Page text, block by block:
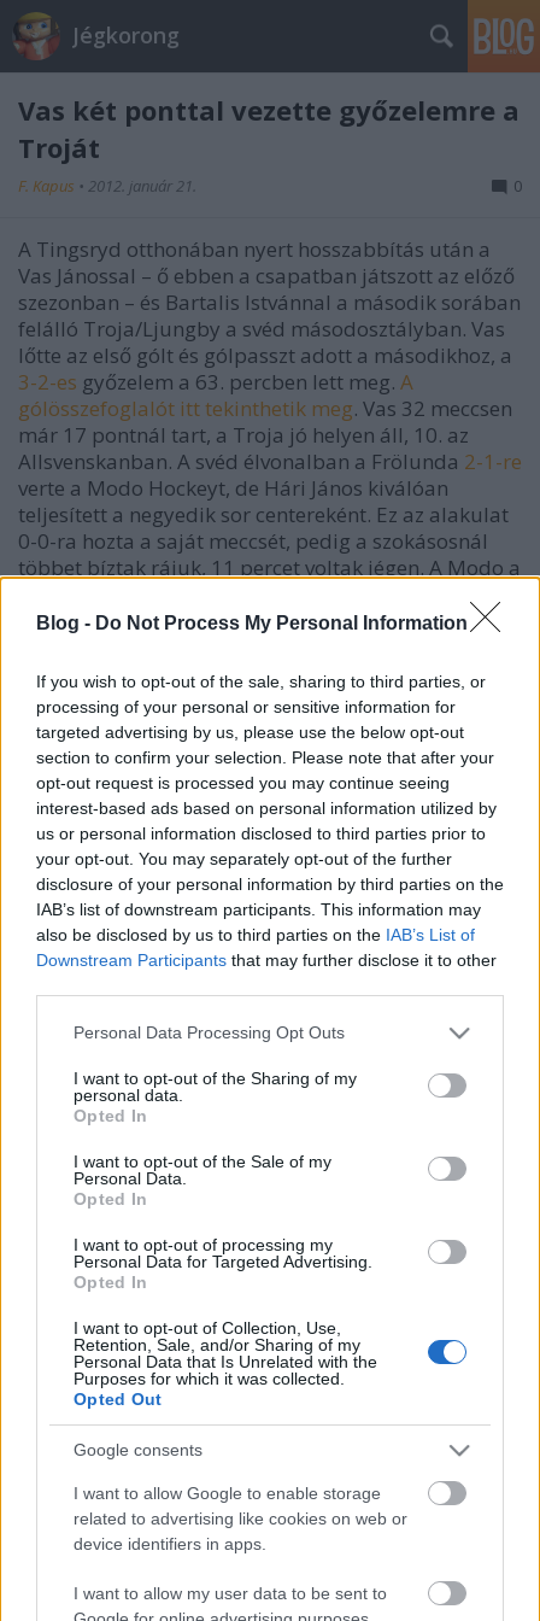
Blog - Do Not Process My Personal Information
If you wish to opt-out of the sale, sharing to third parties, or
processing of your personal or sensitive information for
targeted advertising by us, please use the below opt-out
section to confirm your selection. Please note that after your
opt-out request is processed you may continue seeing
interest-based ads based on personal information utilized by
us or personal information disclosed to third parties prior to
your opt-out. You may separately opt-out of the further
disclosure of your personal information by third parties on the
IAB’s list of downstream participants. This information may
also be disclosed by us to third parties on the IAB’s List of
Downstream Participants that may further disclose it to other
Please note that this website/app uses one or more Google
not limited to your visit or usage behaviour. You may click to
grant or deny consent to Google and its third-party tags to
use your data for below specified purposes in below Google
consent section.
Personal Data Processing Opt Outs
I want to opt-out of the Sharing of my
personal data.
Opted In
I want to opt-out of the Sale of my
Personal Data.
Opted In
I want to opt-out of processing my
Personal Data for Targeted Advertising.
Opted In
I want to opt-out of Collection, Use,
Retention, Sale, and/or Sharing of my
Personal Data that Is Unrelated with the
Purposes for which it was collected.
Opted Out
Google consents
I want to allow Google to enable storage
related to advertising like cookies on web or
device identifiers in apps.
I want to allow my user data to be sent to
Jégkorong
Vas két ponttal vezette győzelemre a
Troját
F. Kapus • 2012. január 21. 0
A Tingsryd otthonában nyert hosszabbítás után a
Vas Jánossal – ő ebben a csapatban játszott az előző
szezonban – és Bartalis Istvánnal a második sorában
felálló Troja/Ljungby a svéd másodosztályban. Vas
lőtte az első gólt és gólpasszt adott a másodikhoz, a
3-2-es győzelem a 63. percben lett meg. A
gólösszefoglalót itt tekinthetik meg. Vas 32 meccsen
már 17 pontnál tart, a Troja jó helyen áll, 10. az
Allsvenskanban. A svéd élvonalban a Frölunda 2-1-re
verte a Modo Hockeyt, de Hári János kiválóan
teljesített a negyedik sor centereként. Ez az alakulat
0-0-ra hozta a saját meccsét, pedig a szokásosnál
többet bíztak rájuk, 11 percet voltak jégen. A Modo a
ECHL-be. A szélső közel egy hónapot töltött a Boston
eredeti csapatához utazott. Továbbra is a Cincinnati
Cyclones első soros csatára. Pénteken a Chicagót
fogadták, és a vendégek4-3-ranyertek. Kóger -1
ponttal zárta a meccset, de egy gólpassz szebbé
tette a visszatérést.17 mérkőzésen 14 pontja van
Címkék:vas jános kóger hári bartalis
Ajánlott bejegyzések:
Lencsés Tamás az FTC játékosa
Hétvégén Csíki Sör-kupa
A Vienna Capitals legyőzte a finn
bajnokot
Negyedikként zárt az U18-as válogatott